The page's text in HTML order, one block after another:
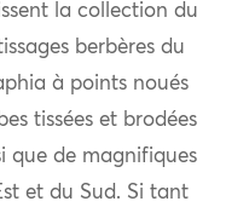
la collection du
berbères du
à points noués
tissées et brodées
que de magnifiques
et du Sud. Si tant